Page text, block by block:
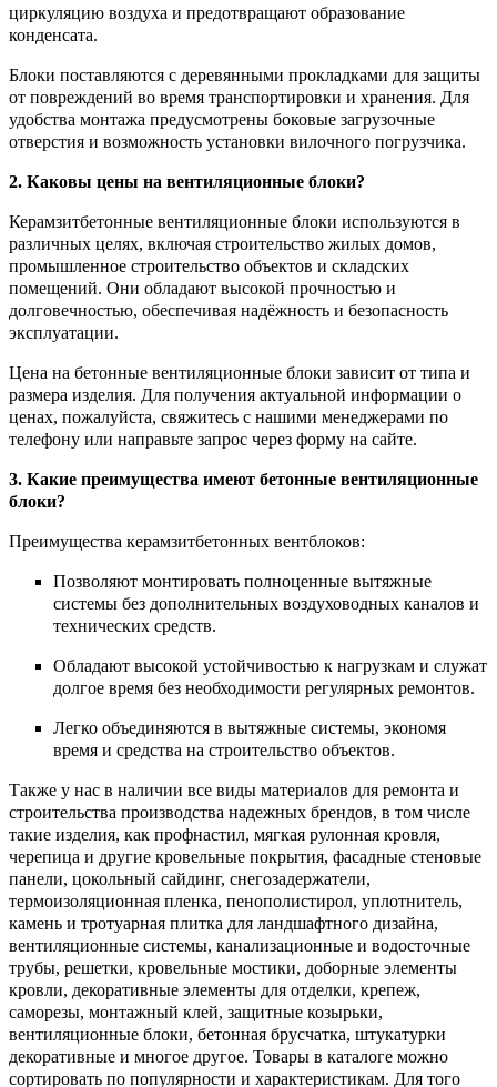
циркуляцию воздуха и предотвращают образование
конденсата.
Блоки поставляются с деревянными прокладками для защиты
от повреждений во время транспортировки и хранения. Для
удобства монтажа предусмотрены боковые загрузочные
отверстия и возможность установки вилочного погрузчика.
2. Каковы цены на вентиляционные блоки?
Керамзитбетонные вентиляционные блоки используются в
различных целях, включая строительство жилых домов,
промышленное строительство объектов и складских
помещений. Они обладают высокой прочностью и
долговечностью, обеспечивая надёжность и безопасность
эксплуатации.
Цена на бетонные вентиляционные блоки зависит от типа и
размера изделия. Для получения актуальной информации о
ценах, пожалуйста, свяжитесь с нашими менеджерами по
телефону или направьте запрос через форму на сайте.
3. Какие преимущества имеют бетонные вентиляционные
блоки?
Преимущества керамзитбетонных вентблоков:
Позволяют монтировать полноценные вытяжные
системы без дополнительных воздуховодных каналов и
технических средств.
Обладают высокой устойчивостью к нагрузкам и служат
долгое время без необходимости регулярных ремонтов.
Легко объединяются в вытяжные системы, экономя
время и средства на строительство объектов.
Также у нас в наличии все виды материалов для ремонта и
строительства производства надежных брендов, в том числе
такие изделия, как профнастил, мягкая рулонная кровля,
черепица и другие кровельные покрытия, фасадные стеновые
панели, цокольный сайдинг, снегозадержатели,
термоизоляционная пленка, пенополистирол, уплотнитель,
камень и тротуарная плитка для ландшафтного дизайна,
вентиляционные системы, канализационные и водосточные
трубы, решетки, кровельные мостики, доборные элементы
кровли, декоративные элементы для отделки, крепеж,
саморезы, монтажный клей, защитные козырьки,
вентиляционные блоки, бетонная брусчатка, штукатурки
декоративные и многое другое. Товары в каталоге можно
сортировать по популярности и характеристикам. Для того